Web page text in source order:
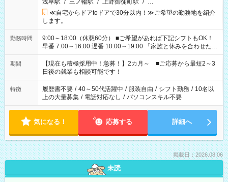
浅草駅 / 三ノ輪駅 / 上野御徒町駅 / …
≪自宅からドアtoドアで30分以内！≫ご希望の勤務地を紹介
します。
勤務時間
9:00～18:00（休憩60分） ■ご希望があれば下記シフトもOK！
早番 7:00～16:00 遅番 10:00～19:00 「家族と休みを合わせた
い」 「余裕を持って夕飯の準備がしたい」 「できれば残業はし
たくない」 など、ご希望を教えてくださいね。 ※Wワーク希望
の方へ 今ご覧のお仕事で希望する勤務時間と、もう1つのお仕事
の勤務時間。 合計で週40時間を超える場合は応募できません。
期間
【現在も積極採用中！急募！】2カ月～ ■ご応募から最短2～3
日後の就業も相談可能です！
特徴 履歴書不要 / 40～50代活躍中 / 服装自由 / シフト勤務 / 10名以
上の大量募集 / 電話対応なし / パソコンスキル不要
気になる！ 応募する 詳細へ
掲載日：2026.08.06
未読